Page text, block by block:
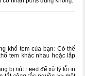
khổ tem của bạn: Có thể
tem khác nhau hoặc lắp
bị nút Feed để xử lý lỗi in